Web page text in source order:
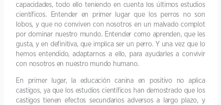
capacidades, todo ello teniendo en cuenta los últimos estudios
científicos. Entender en primer lugar que los perros no son
lobos, y que no conviven con nosotros en un malvado complot
por dominar nuestro mundo. Entender como aprenden, que les
gusta, y en definitiva, que implica ser un perro. Y una vez que lo
hemos entendido, adaptarnos a ello, para ayudarles a convivir
con nosotros en nuestro mundo humano.
En primer lugar, la educación canina en positivo no aplica
castigos, ya que los estudios científicos han demostrado que los
castigos tienen efectos secundarios adversos a largo plazo, y